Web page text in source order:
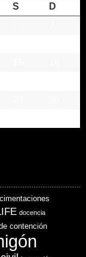
S
D
cimentaciones
docencia
contención